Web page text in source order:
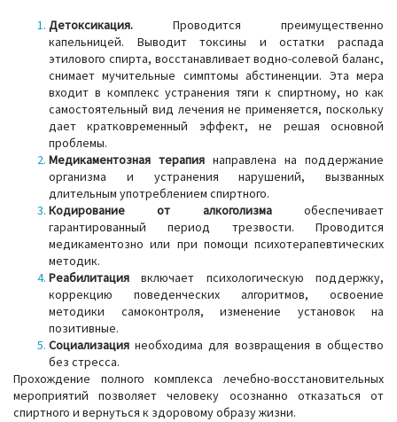
Детоксикация. Проводится преимущественно
капельницей. Выводит токсины и остатки распада
этилового спирта, восстанавливает водно-солевой баланс,
снимает мучительные симптомы абстиненции. Эта мера
входит в комплекс устранения тяги к спиртному, но как
самостоятельный вид лечения не применяется, поскольку
дает кратковременный эффект, не решая основной
проблемы.
Медикаментозная терапия направлена на поддержание
организма и устранения нарушений, вызванных
длительным употреблением спиртного.
Кодирование от алкоголизмаобеспечивает
гарантированный период трезвости. Проводится
медикаментозно или при помощи психотерапевтических
методик.
Реабилитация включает психологическую поддержку,
коррекцию поведенческих алгоритмов, освоение
методики самоконтроля, изменение установок на
позитивные.
Социализация необходима для возвращения в общество
без стресса.
Прохождение полного комплекса лечебно-восстановительных
мероприятий позволяет человеку осознанно отказаться от
спиртного и вернуться к здоровому образу жизни.